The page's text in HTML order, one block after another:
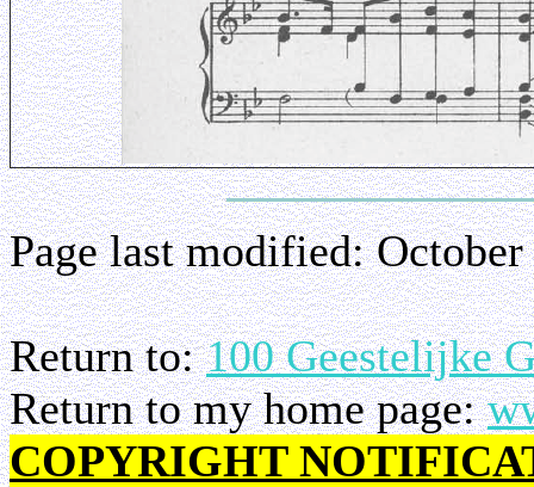
Page last modified:
Return to:100 Geestelijke
Return to my home page:
COPYRIGHT